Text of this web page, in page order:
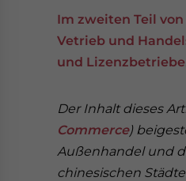
Im zweiten Teil
Vetrieb und
und Lizenzbetriebe
Der Inhalt dieses
Commerce)
Außenhandel und
chinesischen